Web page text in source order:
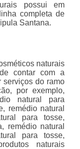
possui em
completa de
Santana.
naturais
contar com a
serviços do ramo
por exemplo,
natural para
remédio natural
para tosse,
remédio natural
para tosse,
naturais